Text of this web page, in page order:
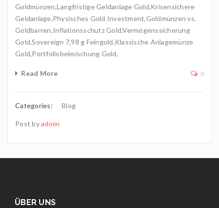
Goldmünzen,Langfristige Geldanlage Gold,Krisensichere
Geldanlage,Physisches Gold Investment,Goldmünzen vs.
Goldbarren,Inflationsschutz Gold,Vermögenssicherung
Gold,Sovereign 7,98 g Feingold,Klassische Anlagemünze
Gold,Portfoliobeimischung Gold,
Read More 0
Categories: Blog
Post byadmin
ÜBER UNS